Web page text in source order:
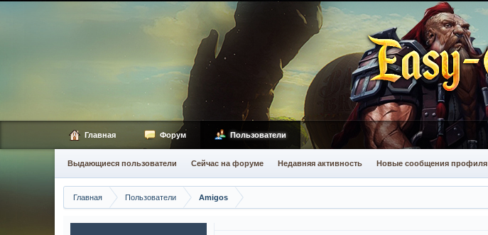
Главная Пользователи Amigos
Главная Форум Пользователи
Выдающиеся пользователи Сейчас на форуме Недавняя активность Новые сообщения профиля